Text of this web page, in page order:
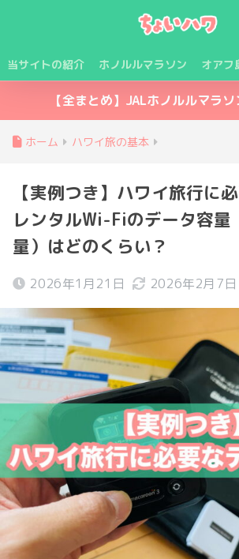
当サイトの紹介 ホノルルマラソン オアフ
【全まとめ】JALホノルルマラ
ホーム ハワイ旅の基本
【実例つき】ハワイ旅行に
レンタルWi-Fiのデータ容量
量）はどのくらい？
2026年1月21日 2026年2月7日